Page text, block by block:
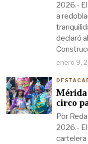
2026.-
a
declaró
enero 9,
Mérida
circo
Por
2026.-
cartelera